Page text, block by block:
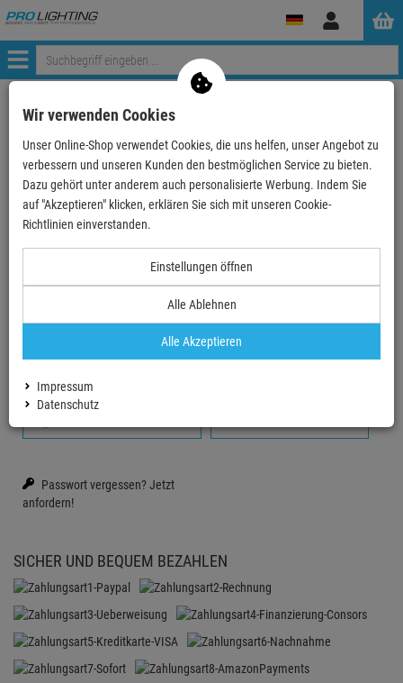
Anmelden
Menü
Mein Konto
Anmeldung
Ihre E-Mail
Passwort
Passwort vergessen?Jetzt
anfordern!
SICHER UND BEQUEM BEZAHLEN
Wir verwenden Cookies
Unser Online-Shop verwendet Cookies, die uns helfen, unser Angebot zu
verbessern und unseren Kunden den bestmöglichen Service zu bieten.
Dazu gehört unter anderem auch personalisierte Werbung. Indem Sie
auf "Akzeptieren" klicken, erklären Sie sich mit unseren Cookie-
Richtlinien einverstanden.
Einstellungen öffnen
Alle Ablehnen
Alle Akzeptieren
Impressum
Datenschutz